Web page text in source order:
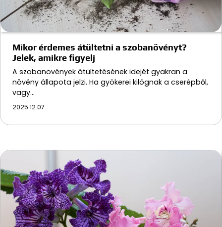
Mikor érdemes átültetni a szobanövényt?
Jelek, amikre figyelj
A szobanövények átültetésének idejét gyakran a
növény állapota jelzi. Ha gyökerei kilógnak a cserépből,
vagy…
2025.12.07.